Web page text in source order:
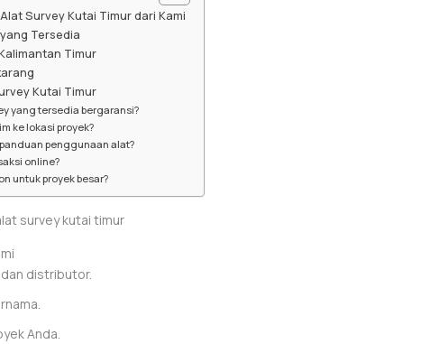
Survey Kutai Timur dari Kami
Tersedia
Timur
Kutai Timur
yang tersedia bergaransi?
ke lokasi proyek?
penggunaan alat?
online?
untuk proyek besar?
distributor.
Anda.